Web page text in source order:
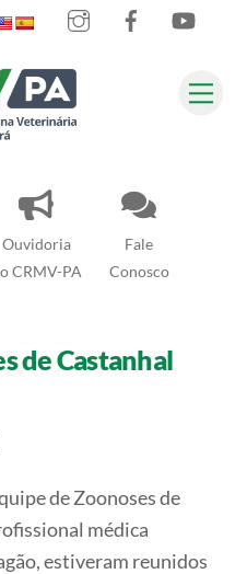
Ouvidoria
CRMV-PA
Fale
Conosco
InstagramFacebook
de Castanhal
de Zoonoses de
médica
estiveram reunidos